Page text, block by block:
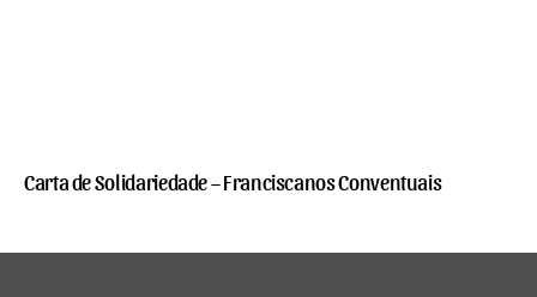
Carta de Solidariedade – Franciscanos Conventuais